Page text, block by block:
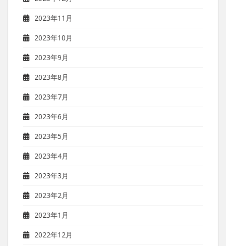
2023年11月
2023年10月
2023年9月
2023年8月
2023年7月
2023年6月
2023年5月
2023年4月
2023年3月
2023年2月
2023年1月
2022年12月